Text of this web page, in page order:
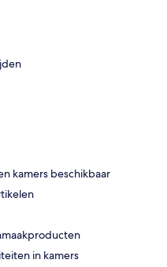
kamers beschikbaar
in kamers